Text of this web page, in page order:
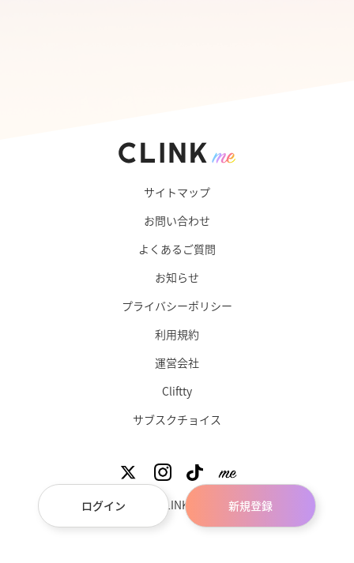
ログイン 新規登録
サイトマップ
お問い合わせ
よくあるご質問
お知らせ
プライバシーポリシー
利用規約
運営会社
Cliftty
サブスクチョイス
©︎ CLINK Inc.